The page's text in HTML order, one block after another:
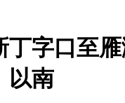
丁字口至
以南